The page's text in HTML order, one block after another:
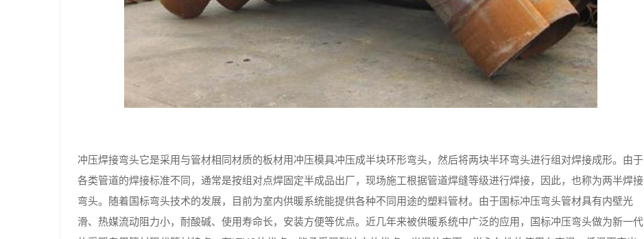
冲压焊接弯头它是采用与管材相同材质的板材用冲压模具冲压成半块环形弯头，然后将两块半环弯头进行组对焊接成形。由于
各类管道的焊接标准不同，通常是按组对点焊固定半成品出厂，现场施工根据管道焊缝等级进行焊接，因此，也称为两半焊接
弯头。随着国标弯头技术的发展，目前为室内供暖系统能提供各种不同用途的塑料管材。由于国标冲压弯头管材具有内壁光
滑、热媒流动阻力小，耐酸碱、使用寿命长，安装方便等优点。近几年来被供暖系统中广泛的应用，国标冲压弯头做为新一代